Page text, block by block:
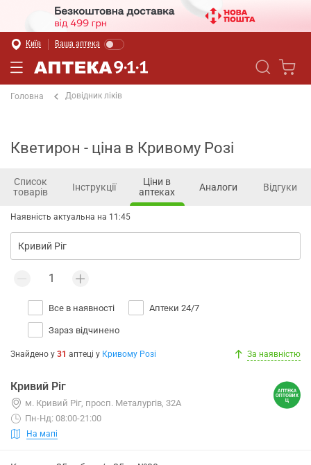
Київ Ваша аптека
Головна Довідник ліків
Кветирон - ціна в Кривому Розі
Список
товарів
Інструкції
Ціни в
аптеках
Аналоги Відгуки
Наявність актуальна на 11:45
Все в наявності Аптеки 24/7
Зараз відчинено
Знайдено у 31 аптеці у Кривому Розі За наявністю
Кривий Ріг
м. Кривий Ріг, просп. Металургів, 32А
Пн-Нд: 08:00-21:00
На мапі